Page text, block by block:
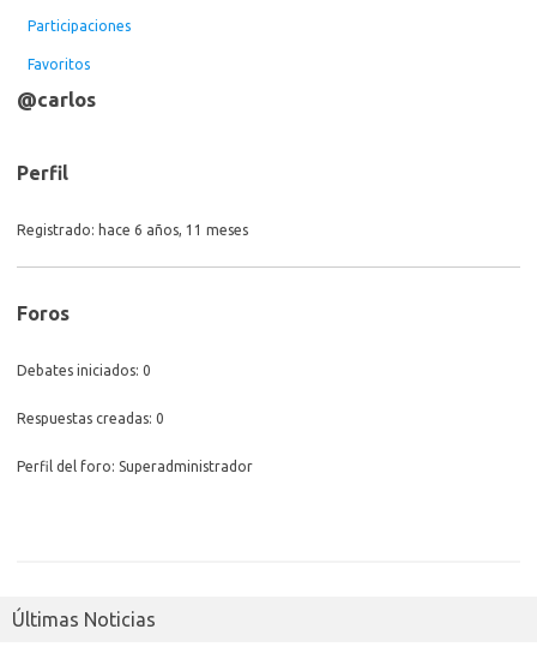
Participaciones
Favoritos
@carlos
Perfil
Registrado: hace 6 años, 11 meses
Foros
Debates iniciados: 0
Respuestas creadas: 0
Perfil del foro: Superadministrador
Últimas Noticias